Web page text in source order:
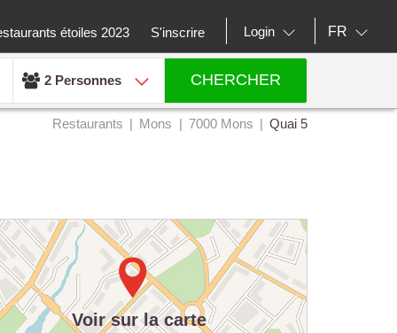
étoiles 2023 S'inscrire Login FR
2 Personnes CHERCHER
Restaurants Mons 7000 Mons Quai 5
Voir sur la carte